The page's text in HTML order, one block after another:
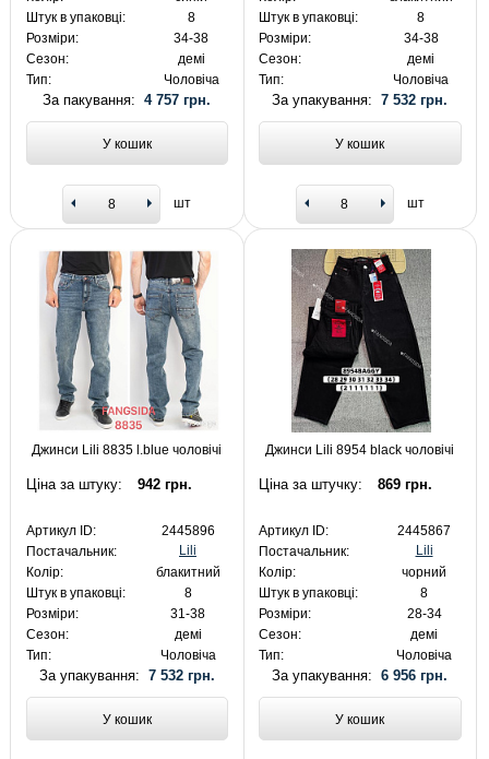
Штук в упаковці:
8
Розміри:
34-38
Сезон:
демі
Тип:
Чоловіча
За пакування:4 757 грн.
У кошик
шт
Штук в упаковці:
8
Розміри:
34-38
Сезон:
демі
Тип:
Чоловіча
За упакування:7 532 грн.
У кошик
шт
Джинси Lili 8835 l.blue чоловічі
Ціна за штуку: 942 грн.
Артикул ID:
2445896
Постачальник:
Lili
Колір:
блакитний
Штук в упаковці:
8
Розміри:
31-38
Сезон:
демі
Тип:
Чоловіча
За упакування: 7 532 грн.
У кошик
Джинси Lili 8954 black чоловічі
Ціна за штучку: 869 грн.
Артикул ID:
2445867
Постачальник:
Lili
Колір:
чорний
Штук в упаковці:
8
Розміри:
28-34
Сезон:
демі
Тип:
Чоловіча
За упакування:6 956 грн.
У кошик